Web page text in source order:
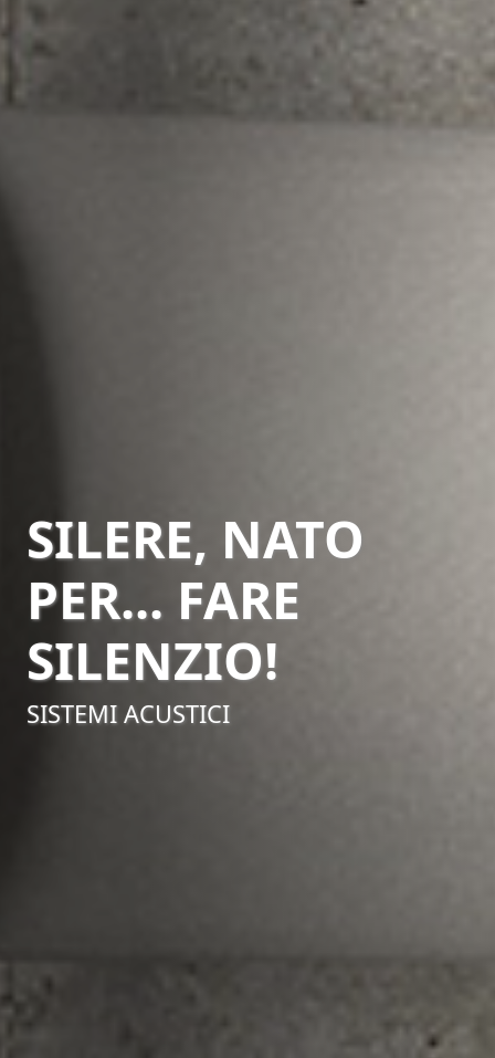
SILERE, NATO
PER... FARE
SILENZIO!
SISTEMI ACUSTICI